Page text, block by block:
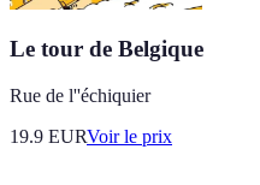
Le tour de Belgique
Rue de l''échiquier
19.9 EURVoir le prix